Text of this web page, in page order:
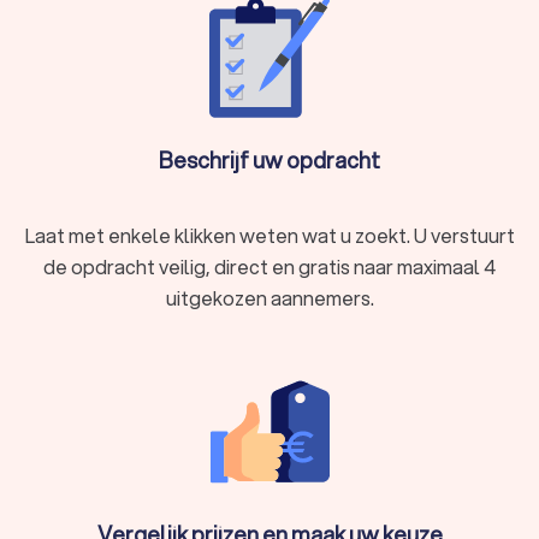
Beschrijf uw opdracht
Laat met enkele klikken weten wat u zoekt. U verstuurt
de opdracht veilig, direct en gratis naar maximaal 4
uitgekozen aannemers.